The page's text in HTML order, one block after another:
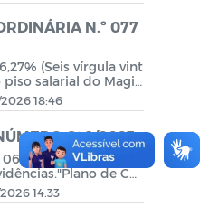
N.º 077
(Seis vírgula vint
salarial do Magis
2025, de acordo c
18:46
698/2023
2021 de 26/05/2
de Cu
Custeio Suplemen
14:33